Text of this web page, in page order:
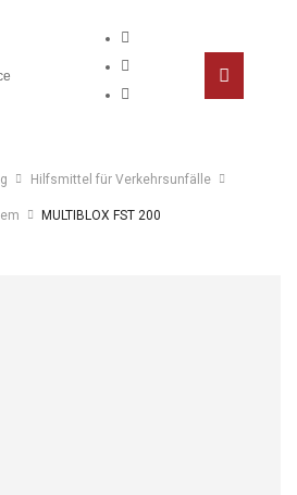
Hilfsmittel für Verkehrsunfälle
MULTIBLOX FST 200